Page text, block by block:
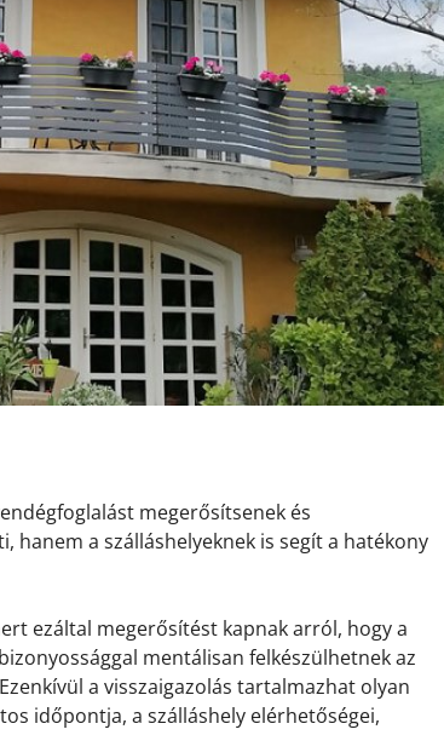
megerősítsenek és
hanem a szálláshelyeknek is segít a hatékony
ezáltal megerősítést kapnak arról, hogy a
mentálisan felkészülhetnek az
a visszaigazolás tartalmazhat olyan
időpontja, a szálláshely elérhetőségei,